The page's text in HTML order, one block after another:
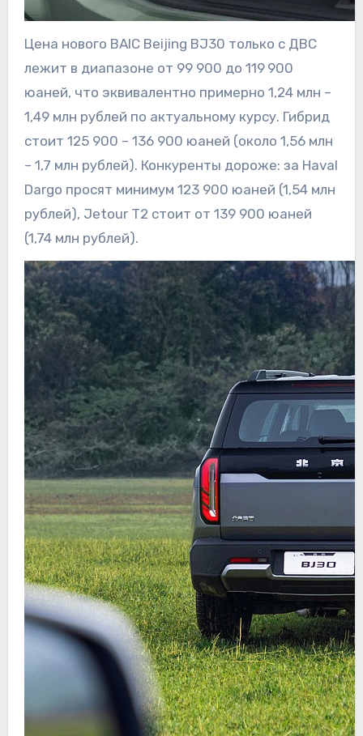
Цена нового BAIC Beijing BJ30 только с ДВС
лежит в диапазоне от 99 900 до 119 900
юаней, что эквивалентно примерно 1,24 млн –
1,49 млн рублей по актуальному курсу. Гибрид
стоит 125 900 – 136 900 юаней (около 1,56 млн
– 1,7 млн рублей). Конкуренты дороже: за Haval
Dargo просят минимум 123 900 юаней (1,54 млн
рублей), Jetour T2 стоит от 139 900 юаней
(1,74 млн рублей).